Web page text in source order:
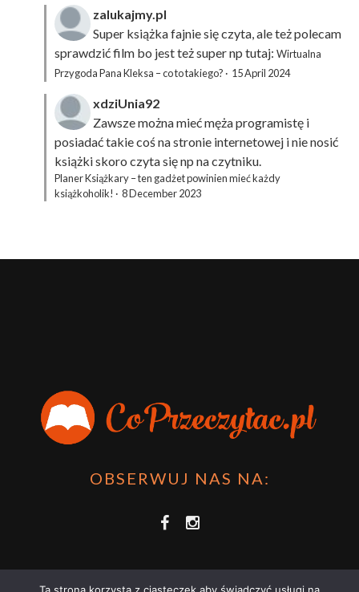
zalukajmy.pl
Super książka fajnie się czyta, ale też polecam
sprawdzić film bo jest też super np tutaj: Wirtualna
Przygoda Pana Kleksa – co to takiego? · 15 April 2024
xdziUnia92
Zawsze można mieć męża programistę i
posiadać takie coś na stronie internetowej i nie nosić
książki skoro czyta się np na czytniku.
Planer Książkary – ten gadżet powinien mieć każdy
książkoholik! · 8 December 2023
OBSERWUJ NAS NA: